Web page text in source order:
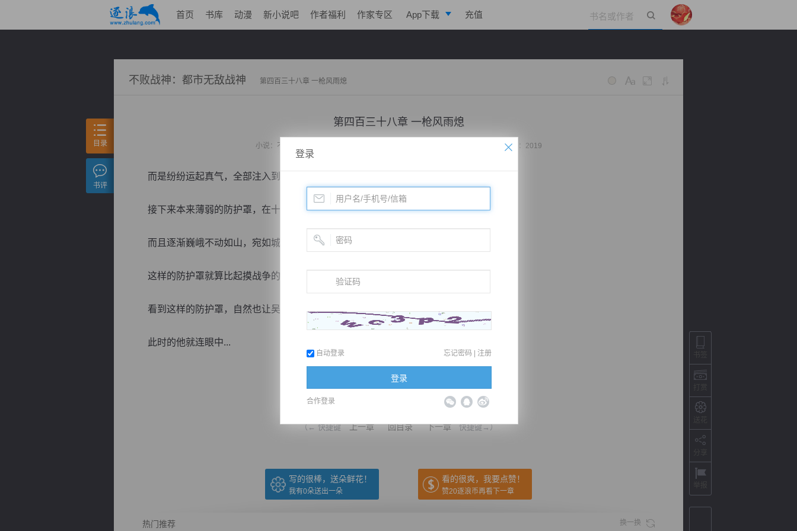
首页 书库 动漫 新小说吧 作者福利 作家专区 App下载 充值
不败战神：都市无敌战神 第四百三十八章 一枪风雨熄
第四百三十八章 一枪风雨熄
小说： 不败战神：都市无敌战神 更新时间：2020-02-23 22:45 字数：2019
而是纷纷运起真气，全部注入到防护罩之中。
接下来本来薄弱的防护罩，在十几个绝顶强者的支撑下，直接变得厚重起来。
而且逐渐巍峨不动如山，宛如城墙一样坚不可摧。
这样的防护罩就算比起摸战争的那只凤凰，也是多呈不让。
看到这样的防护罩，自然也让吴顶天多了几分自信。
此时的他就连眼中...
（← 快捷键 上一章 回目录 下一章 快捷键→）
写的很棒，送朵鲜花！
我有0朵送出一朵
看的很爽，我要点赞！
赞20逐浪币再看下一章
热门推荐 换一换
目录
书评
登录
自动登录 忘记密码 | 注册
登录
合作登录